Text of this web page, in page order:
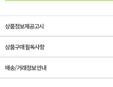
상품정보제공고시
상품구매 필독사항
배송/거래정보 안내